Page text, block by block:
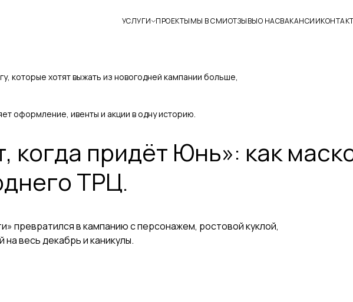
УСЛУГИ ПРОЕКТЫМЫ В СМИОТЗЫВЫО НАСВАКАНСИИ
которые хотят выжать из новогодней кампании больше,
оформление, ивенты и акции в одну историю.
когда придёт Юнь»: как
ТРЦ.
превратился в кампанию с персонажем, ростовой куклой,
весь декабрь и каникулы.